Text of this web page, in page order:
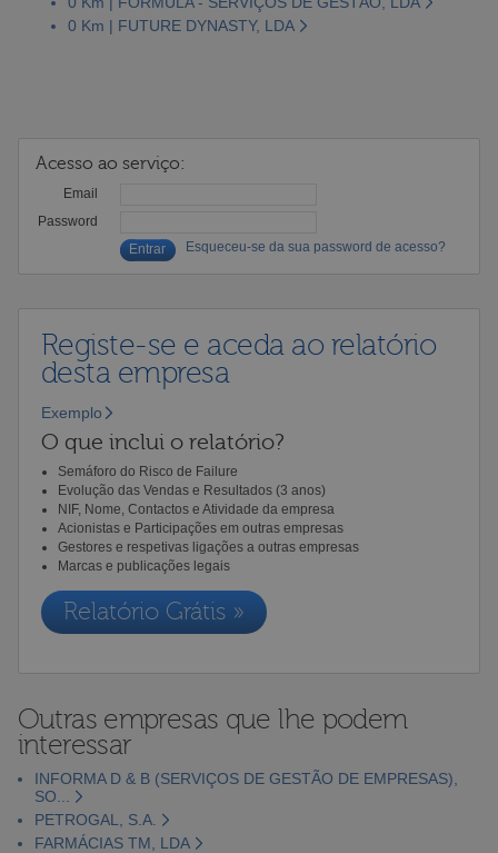
0 Km | FUTURE DYNASTY, LDA
Acesso ao serviço:
Email
Password
Esqueceu-se da sua password de acesso?
Registe-se e aceda ao relatório
desta empresa
Exemplo
O que inclui o relatório?
Semáforo do Risco de Failure
Evolução das Vendas e Resultados (3 anos)
NIF, Nome, Contactos e Atividade da empresa
Acionistas e Participações em outras empresas
Gestores e respetivas ligações a outras empresas
Marcas e publicações legais
Relatório Grátis »
Outras empresas que lhe podem
interessar
INFORMA D & B (SERVIÇOS DE GESTÃO DE EMPRESAS),
SO...
PETROGAL, S.A.
FARMÁCIAS TM, LDA